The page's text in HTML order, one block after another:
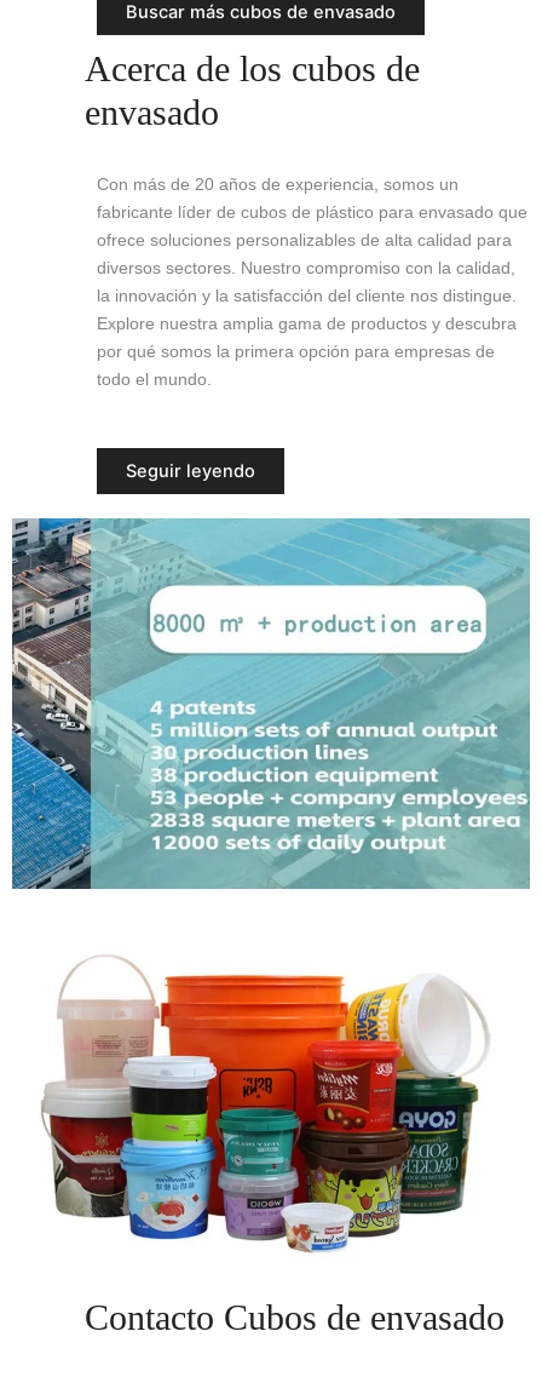
Buscar más cubos de envasado
Acerca de los cubos de
envasado
Con más de 20 años de experiencia, somos un
fabricante líder de cubos de plástico para envasado que
ofrece soluciones personalizables de alta calidad para
diversos sectores. Nuestro compromiso con la calidad,
la innovación y la satisfacción del cliente nos distingue.
Explore nuestra amplia gama de productos y descubra
por qué somos la primera opción para empresas de
todo el mundo.
Seguir leyendo
Contacto Cubos de envasado